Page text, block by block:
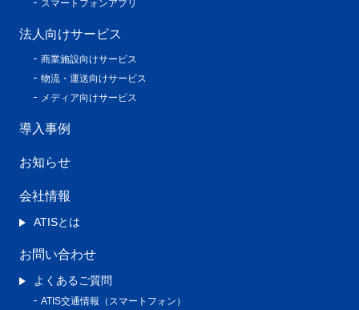
スマートフォンアプリ
法人向けサービス
商業施設向けサービス
物流・運送向けサービス
メディア向けサービス
導入事例
お知らせ
会社情報
ATISとは
お問い合わせ
よくあるご質問
ATIS交通情報（スマートフォン）